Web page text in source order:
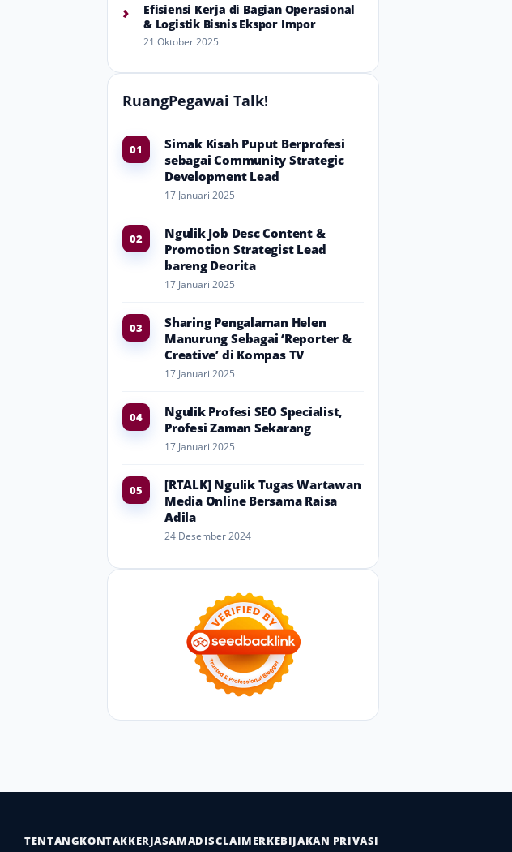
›
Efisiensi Kerja di Bagian Operasional
& Logistik Bisnis Ekspor Impor
21 Oktober 2025
RuangPegawai Talk!
01
Simak Kisah Puput Berprofesi
sebagai Community Strategic
Development Lead
17 Januari 2025
02
Ngulik Job Desc Content &
Promotion Strategist Lead
bareng Deorita
17 Januari 2025
03
Sharing Pengalaman Helen
Manurung Sebagai ‘Reporter &
Creative’ di Kompas TV
17 Januari 2025
04
Ngulik Profesi SEO Specialist,
Profesi Zaman Sekarang
17 Januari 2025
05
[RTALK] Ngulik Tugas Wartawan
Media Online Bersama Raisa
Adila
24 Desember 2024
TENTANGKONTAKKERJASAMADISCLAIMERKEBIJAKAN PRIVASI